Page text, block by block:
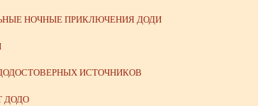
НОЧНЫЕ ПРИКЛЮЧЕНИЯ ДОДИ
ИСТОЧНИКОВ
ДОДО